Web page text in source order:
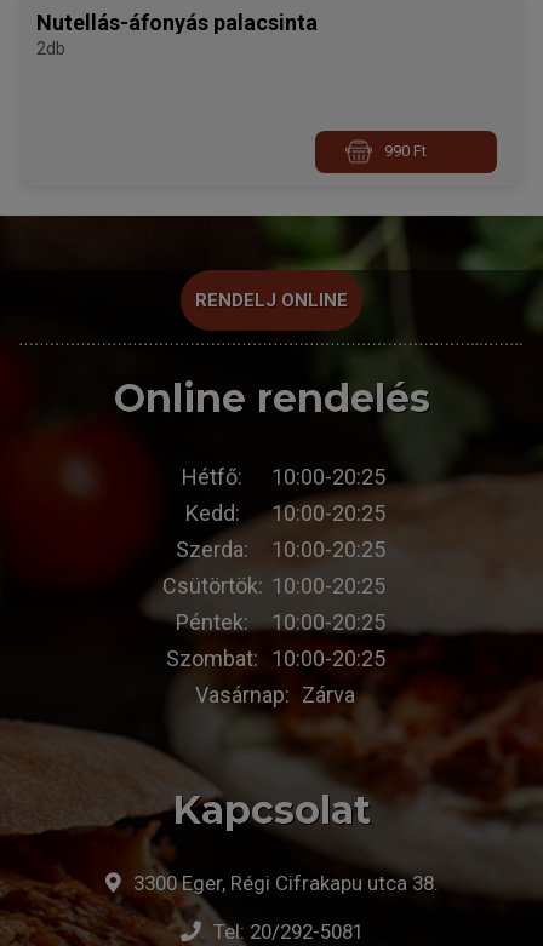
Nutellás-áfonyás palacsinta
2db
990 Ft
RENDELJ ONLINE
Online rendelés
Hétfő:
10:00-20:25
Kedd:
10:00-20:25
Szerda:
10:00-20:25
Csütörtök: 10:00-20:25
Péntek:
10:00-20:25
Szombat:
10:00-20:25
Vasárnap: Zárva
Kapcsolat
3300 Eger, Régi Cifrakapu utca 38.
Tel: 20/292-5081